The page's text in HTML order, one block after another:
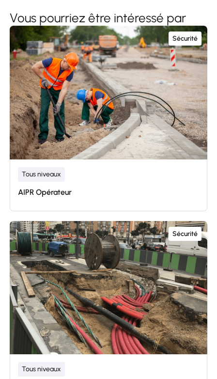
Vous pourriez être intéressé par
Sécurité
Tous niveaux
AIPR Opérateur
Sécurité
Tous niveaux